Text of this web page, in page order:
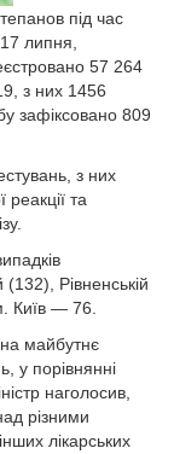
під час
липня,
57 264
з них 1456
зафіксовано 809
з них
та
Рівненській
Київ — 76.
майбутнє
у порівнянні
наголосив,
різними
лікарських